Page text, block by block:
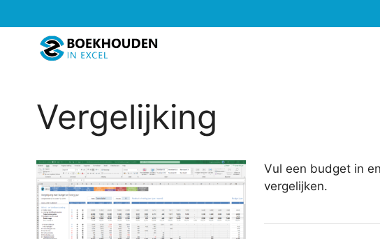
naar
Vergelijking
Vul een budget in
vergelijken.